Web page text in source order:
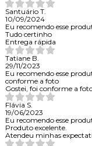
Santuário T.
10/09/2024
Eu recomendo esse
Tudo certinho
Entrega rápida
Tatiane B.
29/11/2023
Eu recomendo esse
conforme a foto
Gostei, foi conforme a
Flávia S.
19/06/2023
Eu recomendo esse
Produto excelente.
Atendeu minhas